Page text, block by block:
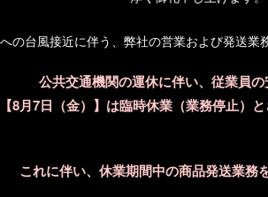
ム
照
を
ム
高
の台風接近に伴う、弊社の営業および発送業
公共交通機関の運休に伴い、従業員
8月7日（金）】は臨時休業（業務停止）と
これに伴い、休業期間中の商品発送業務